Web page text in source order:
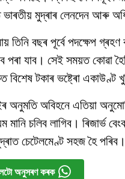
মুদ্ৰাৰ লেনদেন আৰু
তিনি বছৰ পূৰ্বে পদক্ষেপ
পৰা যাব। সেই সময়ত
বিশেষ টকাৰ ভষ্ট্ৰো একাউণ্ট
অবিহনে এতিয়া
চলিব লাগিব। ৰিজাৰ্ভ
চেটেলমেণ্ট সহজ হৈ পৰিব।
অনুসৰণ কৰক